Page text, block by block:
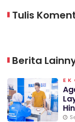
Tulis
Berita